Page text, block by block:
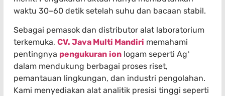
waktu 30–60 detik setelah suhu dan bacaan stabil.
Sebagai pemasok dan distributor alat laboratorium
terkemuka, CV. Java Multi Mandiri memahami
pentingnya pengukuran ion logam seperti Ag⁺
dalam mendukung berbagai proses riset,
pemantauan lingkungan, dan industri pengolahan.
Kami menyediakan alat analitik presisi tinggi seperti